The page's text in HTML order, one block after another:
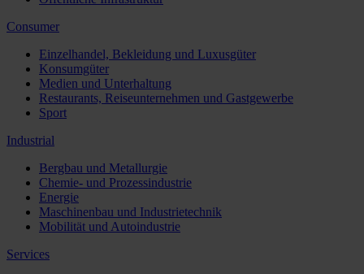
Consumer
Einzelhandel, Bekleidung und Luxusgüter
Konsumgüter
Medien und Unterhaltung
Restaurants, Reiseunternehmen und Gastgewerbe
Sport
Industrial
Bergbau und Metallurgie
Chemie- und Prozessindustrie
Energie
Maschinenbau und Industrietechnik
Mobilität und Autoindustrie
Services